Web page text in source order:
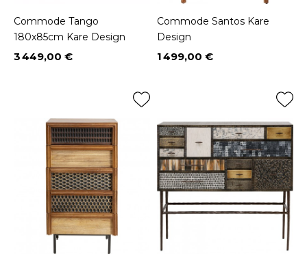
Commode Tango
180x85cm Kare Design
Prix
3 449,00 €
Commode Santos Kare
Design
Prix
1 499,00 €